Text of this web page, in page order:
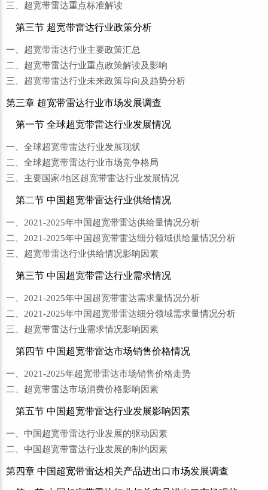
三、超宽带雷达重点标准解读
第三节 超宽带雷达行业政策分析
一、超宽带雷达行业主要政策汇总
二、超宽带雷达行业重点政策解读及影响
三、超宽带雷达行业未来政策导向及趋势分析
第三章 超宽带雷达行业市场发展调查
第一节 全球超宽带雷达行业发展情况
一、全球超宽带雷达行业发展现状
二、全球超宽带雷达行业市场竞争格局
三、主要国家/地区超宽带雷达行业发展情况
第二节 中国超宽带雷达行业供给情况
一、2021-2025年中国超宽带雷达供给量情况分析
二、2021-2025年中国超宽带雷达细分领域供给量情况分析
三、超宽带雷达行业供给情况影响因素
第三节 中国超宽带雷达行业需求情况
一、2021-2025年中国超宽带雷达需求量情况分析
二、2021-2025年中国超宽带雷达细分领域需求量情况分析
三、超宽带雷达行业需求情况影响因素
第四节 中国超宽带雷达市场销售价格情况
一、2021-2025年超宽带雷达市场销售价格走势
二、超宽带雷达市场消费价格影响因素
第五节 中国超宽带雷达行业发展影响因素
一、中国超宽带雷达行业发展的驱动因素
二、中国超宽带雷达行业发展的制约因素
第四章 中国超宽带雷达相关产品进出口市场发展调查